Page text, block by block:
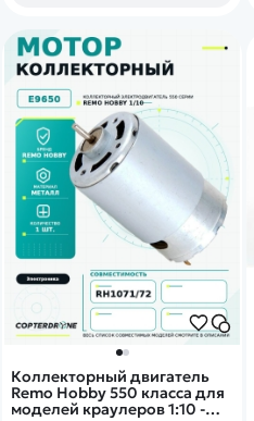
Коллекторный двигатель
Remo Hobby 550 класса для
моделей краулеров 1:10 -